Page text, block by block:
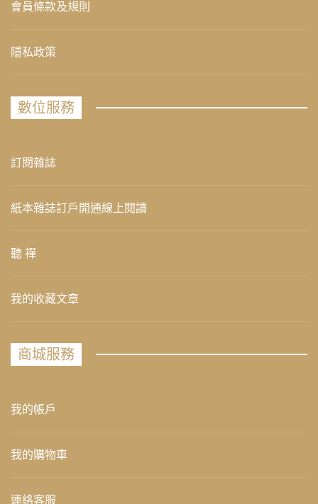
會員條款及規則
隱私政策
數位服務
訂閱雜誌
紙本雜誌訂戶開通線上閱讀
聽 禪
我的收藏文章
商城服務
我的帳戶
我的購物車
連絡客服